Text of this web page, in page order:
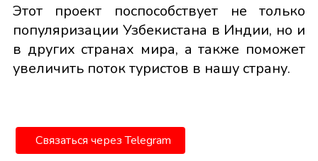
Этот проект поспособствует не только
популяризации Узбекистана в Индии, но и
в других странах мира, а также поможет
увеличить поток туристов в нашу страну.
Связаться через Telegram